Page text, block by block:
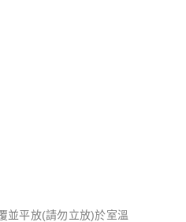
並平放(請勿立放)於室溫